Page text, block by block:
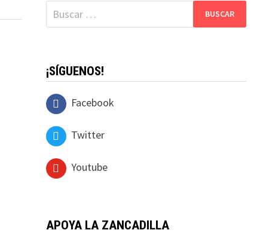
Buscar:
¡SÍGUENOS!
Facebook
Twitter
Youtube
APOYA LA ZANCADILLA